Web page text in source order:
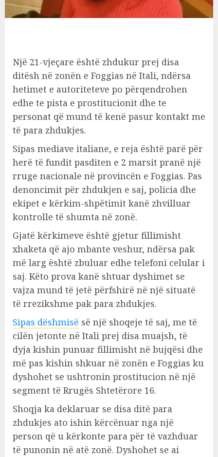
Një 21-vjeçare është zhdukur prej disa
ditësh në zonën e Foggias në Itali, ndërsa
hetimet e autoriteteve po përqendrohen
edhe te pista e prostitucionit dhe te
personat që mund të kenë pasur kontakt me
të para zhdukjes.
Sipas mediave italiane, e reja është parë për
herë të fundit pasditen e 2 marsit pranë një
rruge nacionale në provincën e Foggias. Pas
denoncimit për zhdukjen e saj, policia dhe
ekipet e kërkim-shpëtimit kanë zhvilluar
kontrolle të shumta në zonë.
Gjatë kërkimeve është gjetur fillimisht
xhaketa që ajo mbante veshur, ndërsa pak
më larg është zbuluar edhe telefoni celular i
saj. Këto prova kanë shtuar dyshimet se
vajza mund të jetë përfshirë në një situatë
të rrezikshme pak para zhdukjes.
Sipas dëshmisë së një shoqeje të saj, me të
cilën jetonte në Itali prej disa muajsh, të
dyja kishin punuar fillimisht në bujqësi dhe
më pas kishin shkuar në zonën e Foggias ku
dyshohet se ushtronin prostitucion në një
segment të Rrugës Shtetërore 16.
Shoqja ka deklaruar se disa ditë para
zhdukjes ato ishin kërcënuar nga një
person që u kërkonte para për të vazhduar
të punonin në atë zonë. Dyshohet se ai